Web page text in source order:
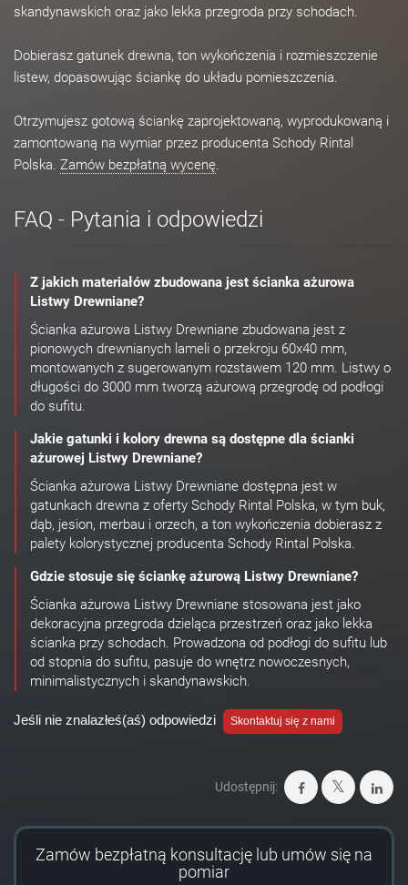
skandynawskich oraz jako lekka przegroda przy schodach.
Dobierasz gatunek drewna, ton wykończenia i rozmieszczenie
listew, dopasowując ściankę do układu pomieszczenia.
Otrzymujesz gotową ściankę zaprojektowaną, wyprodukowaną i
zamontowaną na wymiar przez producenta Schody Rintal
Polska. Zamów bezpłatną wycenę.
FAQ - Pytania i odpowiedzi
Z jakich materiałów zbudowana jest ścianka ażurowa
Listwy Drewniane?
Ścianka ażurowa Listwy Drewniane zbudowana jest z
pionowych drewnianych lameli o przekroju 60x40 mm,
montowanych z sugerowanym rozstawem 120 mm. Listwy o
długości do 3000 mm tworzą ażurową przegrodę od podłogi
do sufitu.
Jakie gatunki i kolory drewna są dostępne dla ścianki
ażurowej Listwy Drewniane?
Ścianka ażurowa Listwy Drewniane dostępna jest w
gatunkach drewna z oferty Schody Rintal Polska, w tym buk,
dąb, jesion, merbau i orzech, a ton wykończenia dobierasz z
palety kolorystycznej producenta Schody Rintal Polska.
Gdzie stosuje się ściankę ażurową Listwy Drewniane?
Ścianka ażurowa Listwy Drewniane stosowana jest jako
dekoracyjna przegroda dzieląca przestrzeń oraz jako lekka
ścianka przy schodach. Prowadzona od podłogi do sufitu lub
od stopnia do sufitu, pasuje do wnętrz nowoczesnych,
minimalistycznych i skandynawskich.
Jeśli nie znalazłeś(aś) odpowiedzi Skontaktuj się z nami
Udostępnij:
Zamów bezpłatną konsultację lub umów się na
pomiar